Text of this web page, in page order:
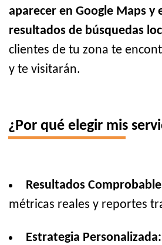
aparecer en Google Maps y
resultados de búsquedas
clientes de tu zona te
y te visitarán.
¿Por qué elegir mis
Resultados
métricas reales y reportes
Estrategia Personalizada: